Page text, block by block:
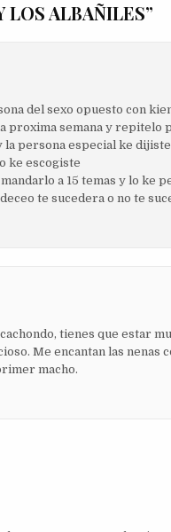
LOS ALBAÑILES”
del sexo opuesto con
proxima semana y repitelo
persona especial ke
ke escogiste
a 15 temas y lo ke
te sucedera o no te
tienes que estar
Me encantan las
macho.